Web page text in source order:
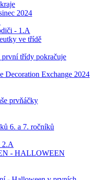
2024
- 1.A
ve třídě
první třídy pokračuje
Decoration Exchange 2024
prvňáčky
6. a 7. ročníků
2.A
- HALLOWEEN